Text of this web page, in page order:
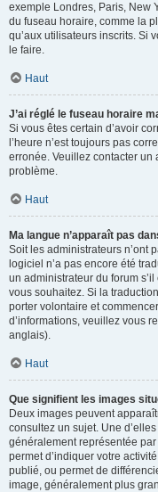
exemple Londres, Paris, New
du fuseau horaire, comme la
qu’aux utilisateurs inscrits. Si
le faire.
Haut
J’ai réglé le fuseau horaire
Si vous êtes certain d’avoir
l’heure n’est toujours pas
erronée. Veuillez contacter un
problème.
Haut
Ma langue n’apparaît pas
Soit les administrateurs n’ont
logiciel n’a pas encore été
un administrateur du forum
vous souhaitez. Si la
porter volontaire et
d’informations, veuillez vous
anglais).
Haut
Que signifient les images
Deux images peuvent
consultez un sujet. Une
généralement représentée
permet d’indiquer votre
publié, ou permet de
image, généralement plus